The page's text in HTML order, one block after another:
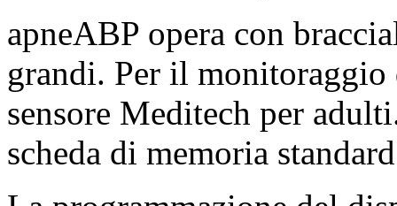
apneABP opera con
grandi. Per il
sensore Meditech per
scheda di memoria